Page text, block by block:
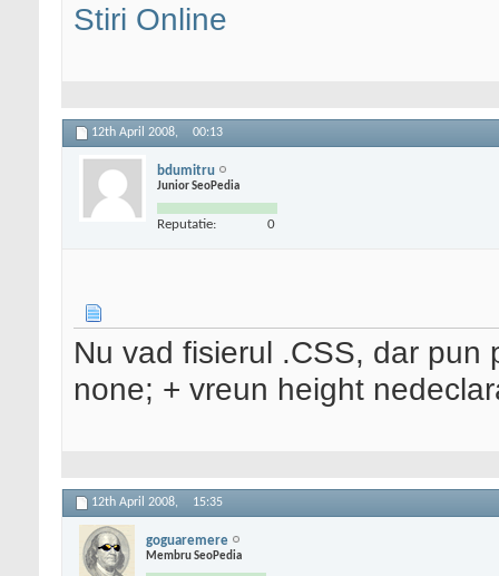
Stiri Online
12th April 2008, 00:13
bdumitru
Junior SeoPedia
Reputatie: 0
Nu vad fisierul .CSS, dar
none; + vreun height
12th April 2008, 15:35
goguaremere
Membru SeoPedia